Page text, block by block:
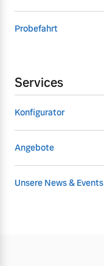
Probefahrt
Services
Konfigurator
Angebote
Unsere News & Events